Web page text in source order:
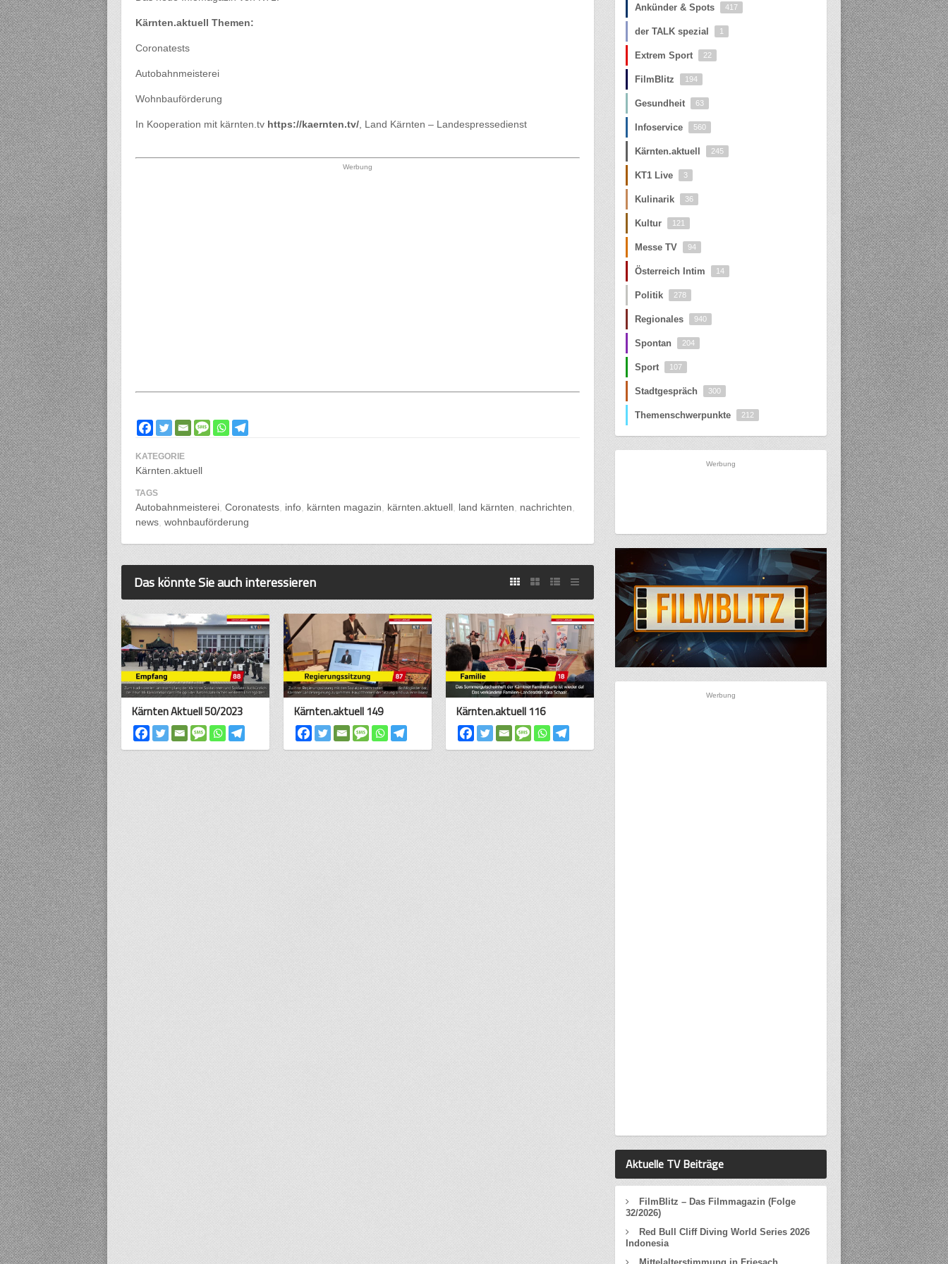
Kärnten.aktuell Themen:
Coronatests
Autobahnmeisterei
Wohnbauförderung
In Kooperation mit kärnten.tv https://kaernten.tv/, Land Kärnten – Landespressedienst
Werbung
KATEGORIE
Kärnten.aktuell
TAGS
Autobahnmeisterei Coronatests info kärnten magazin kärnten.aktuell land kärnten
nachrichten
news wohnbauförderung
Das könnte Sie auch interessieren
Kärnten Aktuell 50/2023 Kärnten.aktuell 149 Kärnten.aktuell 116
Ankünder & Spots 417
der TALK spezial 1
Extrem Sport 22
FilmBlitz 194
Gesundheit 63
Infoservice 560
Kärnten.aktuell 245
KT1 Live 3
Kulinarik 36
Kultur 121
Messe TV 94
Österreich Intim 14
Politik 278
Regionales 940
Spontan 204
Sport 107
Stadtgespräch 300
Themenschwerpunkte 212
Werbung
Werbung
Aktuelle TV Beiträge
FilmBlitz – Das Filmmagazin (Folge
32/2026)
Red Bull Cliff Diving World Series 2026
Indonesia